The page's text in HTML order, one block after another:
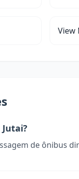
View
de ônibus